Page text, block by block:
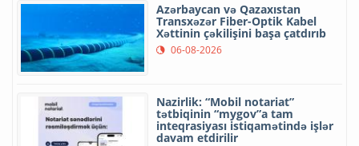
Azərbaycan və Qazaxıstan
Transxəzər Fiber-Optik Kabel
Xəttinin çəkilişini başa çatdırıb
06-08-2026
Nazirlik: “Mobil notariat”
tətbiqinin “mygov”a tam
inteqrasiyası istiqamətində işlər
davam etdirilir